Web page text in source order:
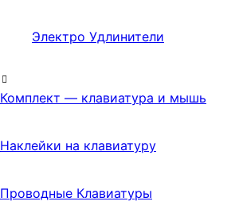
Электро Удлинители
Комплект — клавиатура и мышь
Наклейки на клавиатуру
Проводные Клавиатуры